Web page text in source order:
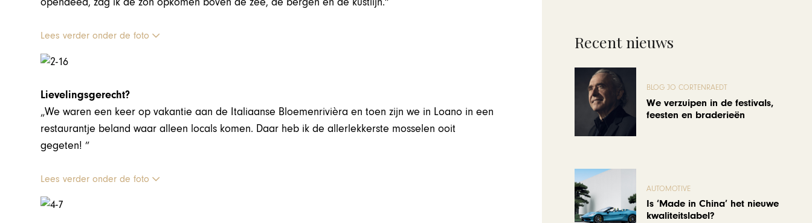
Lees verder onder de foto
Lievelingsgerecht?
„We waren een keer op vakantie aan de Italiaanse Bloemenrivièra en toen zijn we in Loano in een
restaurantje beland waar alleen locals komen. Daar heb ik de allerlekkerste mosselen ooit
gegeten! ”
Lees verder onder de foto
Recent nieuws
BLOG JO CORTENRAEDT
We verzuipen in de festivals,
feesten en braderieën
AUTOMOTIVE
Is ‘Made in China’ het nieuwe
kwaliteitslabel?